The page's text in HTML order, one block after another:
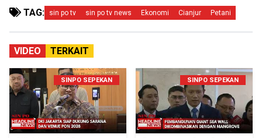
TAG: sin po tv sin po tv news Ekonomi Cianjur Petani
VIDEO TERKAIT
SINPO SEPEKAN SINPO SEPEKAN